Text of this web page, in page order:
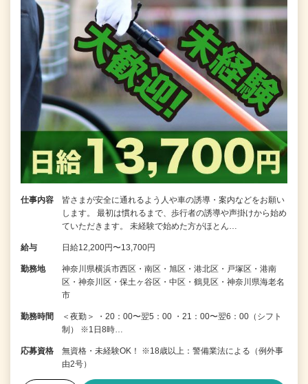
仕事内容
皆さまが安全に通れるよう人や車の誘導・案内などをお願い
します。 最初は慣れるまで、歩行者の誘導や声掛けから始め
ていただきます。 未経験で始めた方がほとん…
給与 日給12,200円〜13,700円
勤務地
神奈川県横浜市西区・南区・旭区・港北区・戸塚区・港南
区・神奈川区・保土ヶ谷区・中区・鶴見区・神奈川県海老名
市
勤務時間
＜夜勤＞ ・20：00〜翌5：00 ・21：00〜翌6：00（シフト
制） ※1日8時…
応募資格
無資格・未経験OK！ ※18歳以上：警備業法による（例外事
由2号）